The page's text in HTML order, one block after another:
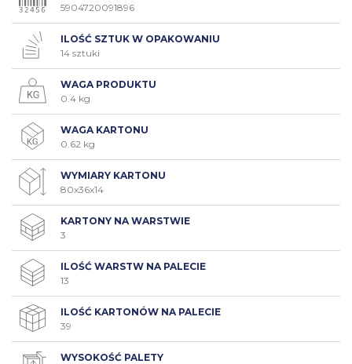
5904720091896
ILOŚĆ SZTUK W OPAKOWANIU
14 sztuki
WAGA PRODUKTU
0.4 kg
WAGA KARTONU
0.62 kg
WYMIARY KARTONU
80x36x14
KARTONY NA WARSTWIE
3
ILOŚĆ WARSTW NA PALECIE
13
ILOŚĆ KARTONÓW NA PALECIE
39
WYSOKOŚĆ PALETY